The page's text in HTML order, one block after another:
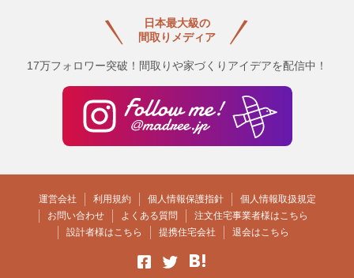
日本最大級の
間取りメディア
17万フォロワー突破！間取りや家づくりアイデアを配信中！
運営会社 利用規約 個人情報保護指針
個人情報取扱規定
お問い合わせ
よくある質問
注文住宅事業者様はこちら
設計者様はこちら
提携住宅会社 退会はこちら